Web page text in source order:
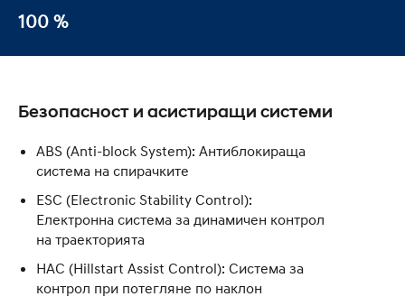
100 %
Безопасност и асистиращи системи
ABS (Anti-block System): Антиблокираща
система на спирачките
ESC (Electronic Stability Control):
Eлектронна система за динамичен контрол
на траекторията
HAC (Hillstart Assist Control): Система за
контрол при потегляне по наклон